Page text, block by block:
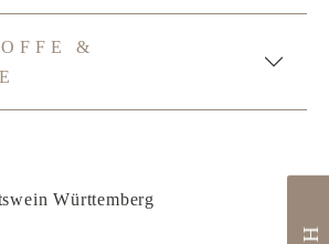
&
Württemberg